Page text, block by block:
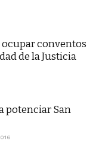
ocupar conventos
de la Justicia
potenciar San